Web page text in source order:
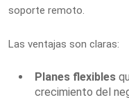
soporte remoto.
Las ventajas son claras:
Planes flexibles
crecimiento del